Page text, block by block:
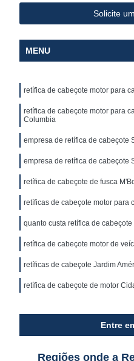
Solicite
MENU
retífica de cabeçote motor para
retífica de cabeçote motor para
Columbia
empresa de retífica de cabeçote
empresa de retífica de cabeçote
retífica de cabeçote de fusca
retíficas de cabeçote motor para
quanto custa retífica de
retífica de cabeçote motor de
retíficas de cabeçote Jardim
retífica de cabeçote de motor
Entre
Regiões onde a